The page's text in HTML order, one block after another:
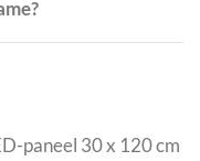
paneel 30 x 120 cm